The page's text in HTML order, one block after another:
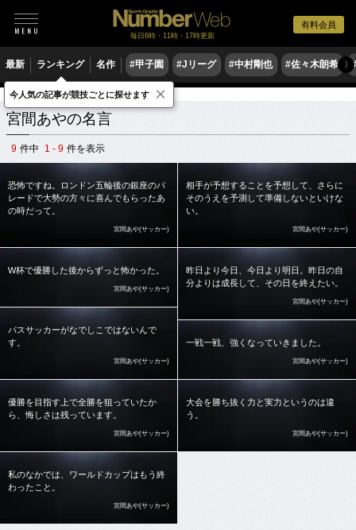
有料会員
毎日6時・11時・17時更新
最新 ランキング 名作 #甲子園 #Jリーグ #中村剛也 #佐々木朗希 〉
スポーツ名言集 ミ 宮間あや
宮間あやの名言
9 件中 1 - 9 件を表示
恐怖ですね。ロンドン五輪後の銀座のパ
レードで大勢の方々に喜んでもらったあ
の時だって。
宮間あや(サッカー)
相手が予想することを予想して、さらに
そのうえを予測して準備しないといけな
い。
宮間あや(サッカー)
W杯で優勝した後からずっと怖かった。
宮間あや(サッカー)
昨日より今日、今日より明日。昨日の自
分よりは成長して、その日を終えたい。
宮間あや(サッカー)
パスサッカーがなでしこではないんで
す。
宮間あや(サッカー)
一戦一戦、強くなっていきました。
宮間あや(サッカー)
優勝を目指す上で全勝を狙っていたか
ら、悔しさは残っています。
宮間あや(サッカー)
大会を勝ち抜く力と実力というのは違
う。
宮間あや(サッカー)
私のなかでは、ワールドカップはもう終
わったこと。
宮間あや(サッカー)
今人気の記事が競技ごとに探せます ×